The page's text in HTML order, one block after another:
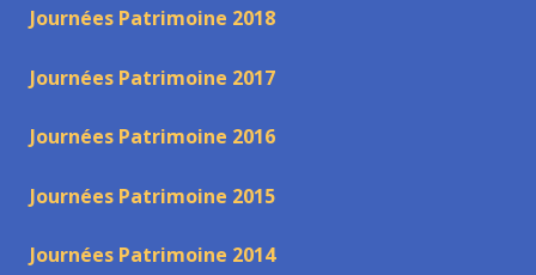
Journées Patrimoine 2018
Journées Patrimoine 2017
Journées Patrimoine 2016
Journées Patrimoine 2015
Journées Patrimoine 2014